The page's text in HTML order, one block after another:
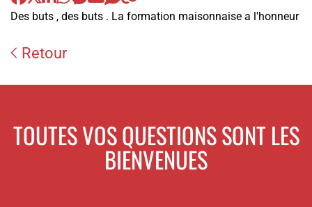
Des buts , des buts . La formation maisonnaise a l'honneur
Retour
TOUTES VOS QUESTIONS SONT LES
BIENVENUES